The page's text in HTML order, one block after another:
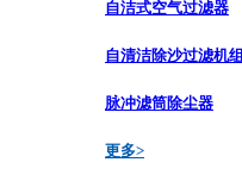
自洁式空气过滤器
自清洁除沙过滤机组
脉冲滤筒除尘器
更多>